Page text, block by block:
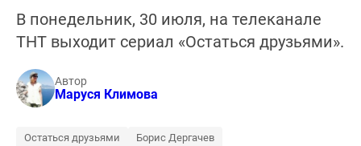
В понедельник, 30 июля, на телеканале
ТНТ выходит сериал «Остаться друзьями».
Автор
Маруся Климова
Остаться друзьями
Борис Дергачев